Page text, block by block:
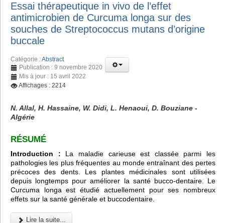
Essai thérapeutique in vivo de l’effet
antimicrobien de Curcuma longa sur des
souches de Streptococcus mutans d’origine
buccale
Catégorie :Abstract
Publication : 9 novembre 2020
Mis à jour : 15 avril 2022
Affichages : 2214
N. Allal, H. Hassaine, W. Didi, L. Henaoui, D. Bouziane -
Algérie
RÉSUMÉ
Introduction : La maladie carieuse est classée parmi les
pathologies les plus fréquentes au monde entraînant des pertes
précoces des dents. Les plantes médicinales sont utilisées
depuis longtemps pour améliorer la santé bucco-dentaire. Le
Curcuma longa est étudié actuellement pour ses nombreux
effets sur la santé générale et buccodentaire.
Lire la suite...